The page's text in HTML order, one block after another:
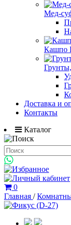
Мед-
Кашпо
Доставка и
Контакты
Каталог
0
Главная /